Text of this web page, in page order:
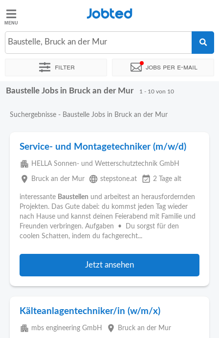
Jobted
Jobs
Jobted
Baustelle, Bruck an der Mur
Filter Jobs per e-mail
Sortieren nach Genauer Standort Unternehmen
Baustelle Jobs in Bruck an der Mur 1 - 10 von 10
Suchergebnisse - Baustelle Jobs in Bruck an der Mur
Service- und Montagetechniker (m/w/d)
apartment HELLA Sonnen- und Wetterschutztechnik GmbH
place Bruck an der Mur language stepstone.at event_available 2 Tage alt
interessante Baustellen und arbeitest an herausfordernden
Projekten. Das Gute dabei: du kommst jeden Tag wieder
nach Hause und kannst deinen Feierabend mit Familie und
Freunden verbringen. Aufgaben • Du sorgst für den
coolen Schatten, indem du fachgerecht...
Jetzt ansehen
Kälteanlagentechniker/in (w/m/x)
apartment mbs engineering GmbH place Bruck an der Mur